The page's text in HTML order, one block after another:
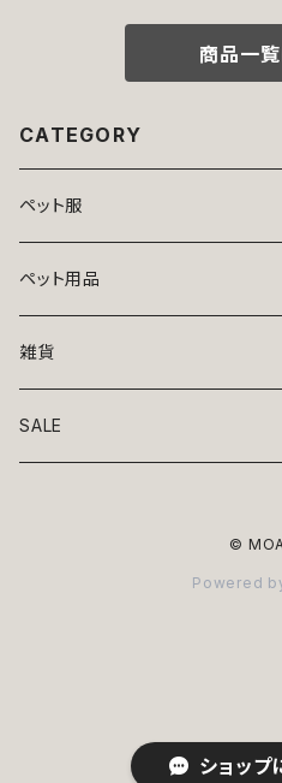
ショップ
商品一
CATEGORY
ペット服
トップス
ニット
アロハ
ボトムス
ワンピース
ペット用品
ベッド
リード・首輪
雑貨
アート
SALE
©
Powered